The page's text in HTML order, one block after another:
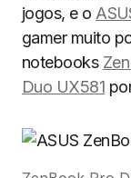
jogos, e o
gamer muito
notebooks
Duo UX581